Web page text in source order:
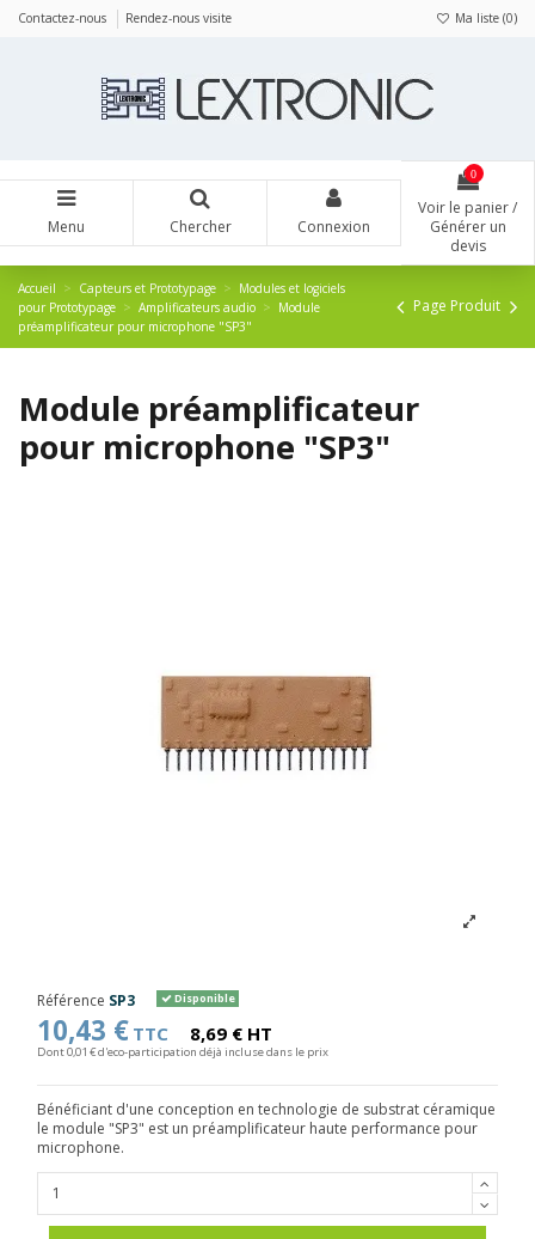
Contactez-nous Rendez-nous visite Ma liste (0)
Menu Chercher Connexion
0
Voir le panier /
Générer un
devis
Accueil Capteurs et Prototypage
Modules et logiciels
pour Prototypage
Amplificateurs audio
Module
préamplificateur pour microphone "SP3"
Page Produit
Module préamplificateur
pour microphone "SP3"
Référence SP3 Disponible
10,43 € TTC 8,69 € HT
Dont 0,01 € d'eco-participation déjà incluse dans le prix
Bénéficiant d'une conception en technologie de substrat céramique
le module "SP3" est un préamplificateur haute performance pour
microphone.
Panneau de gestion des cookies